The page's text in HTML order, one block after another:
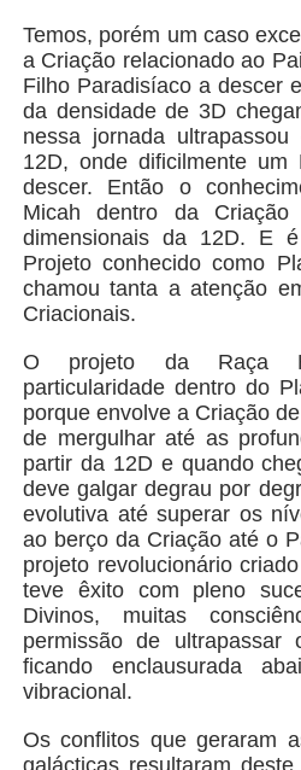
Temos, porém um caso
a Criação relacionado ao
Filho Paradisíaco a descer
da densidade de 3D
nessa jornada
12D, onde dificilmente um
descer. Então o
Micah dentro da
dimensionais da 12D. E
Projeto conhecido como
chamou tanta a atenção
Criacionais.
O projeto da Raça
particularidade dentro do
porque envolve a Criação
de mergulhar até as
partir da 12D e quando
deve galgar degrau por
evolutiva até superar os
ao berço da Criação até o
projeto revolucionário
teve êxito com pleno
Divinos, muitas
permissão de
ficando enclausurada
vibracional.
Os conflitos que geraram
galácticas resultaram